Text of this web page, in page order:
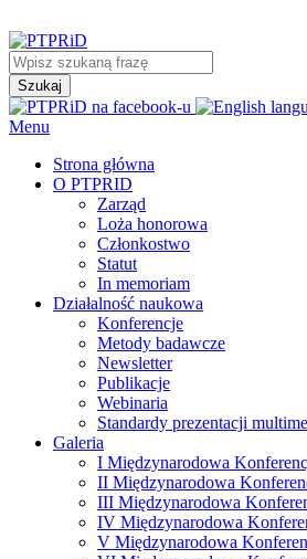
Menu
Strona główna
O PTPRID
Zarząd
Loża honorowa
Członkostwo
Statut
In memoriam
Działalność naukowa
Konferencje
Metody badawcze
Newsletter
Publikacje
Webinaria
Standardy prezentacji
Galeria
I Międzynarodowa
II Międzynarodowa
III Międzynarodowa
IV Międzynarodowa
V Międzynarodowa